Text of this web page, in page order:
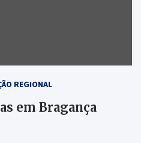
REGIONAL
em Bragança